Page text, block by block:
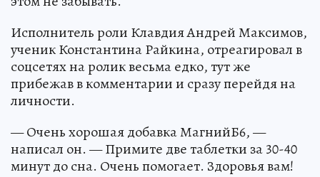
Исполнитель роли Клавдия Андрей Максимов,
ученик Константина Райкина, отреагировал в
соцсетях на ролик весьма едко, тут же
прибежав в комментарии и сразу перейдя на
личности.
— Очень хорошая добавка МагнийБ6, —
написал он. — Примите две таблетки за 30-40
минут до сна. Очень помогает. Здоровья вам!